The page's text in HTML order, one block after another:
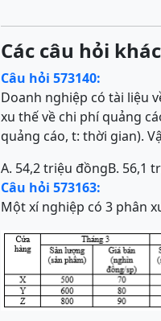
Các câu hỏi
Câu hỏi 573140:
Doanh nghiệp có tài liệu
xu thế về chi phí quảng
quảng cáo, t: thời gian).
A. 54,2 triệu đồngB. 56,1
Câu hỏi 573163:
Một xí nghiệp có 3 phân